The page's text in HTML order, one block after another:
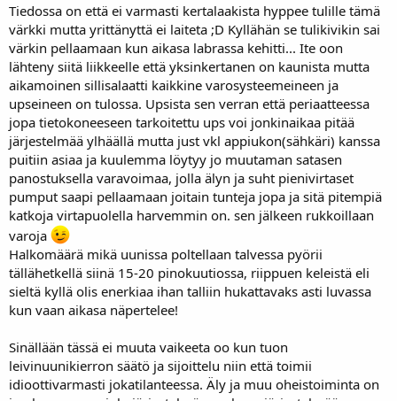
Tiedossa on että ei varmasti kertalaakista hyppee tulille tämä
värkki mutta yrittänyttä ei laiteta ;D Kyllähän se tulikivikin sai
värkin pellaamaan kun aikasa labrassa kehitti... Ite oon
lähteny siitä liikkeelle että yksinkertanen on kaunista mutta
aikamoinen sillisalaatti kaikkine varosysteemeineen ja
upseineen on tulossa. Upsista sen verran että periaatteessa
jopa tietokoneeseen tarkoitettu ups voi jonkinaikaa pitää
järjestelmää ylhäällä mutta just vkl appiukon(sähkäri) kanssa
puitiin asiaa ja kuulemma löytyy jo muutaman satasen
panostuksella varavoimaa, jolla älyn ja suht pienivirtaset
pumput saapi pellaamaan joitain tunteja jopa ja sitä pitempiä
katkoja virtapuolella harvemmin on. sen jälkeen rukkoillaan
varoja
Halkomäärä mikä uunissa poltellaan talvessa pyörii
tällähetkellä siinä 15-20 pinokuutiossa, riippuen keleistä eli
sieltä kyllä olis enerkiaa ihan talliin hukattavaks asti luvassa
kun vaan aikasa näpertelee!
Sinällään tässä ei muuta vaikeeta oo kun tuon
leivinuunikierron säätö ja sijoittelu niin että toimii
idioottivarmasti jokatilanteessa. Äly ja muu oheistoiminta on